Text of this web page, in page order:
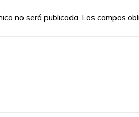
no será publicada. Los campos